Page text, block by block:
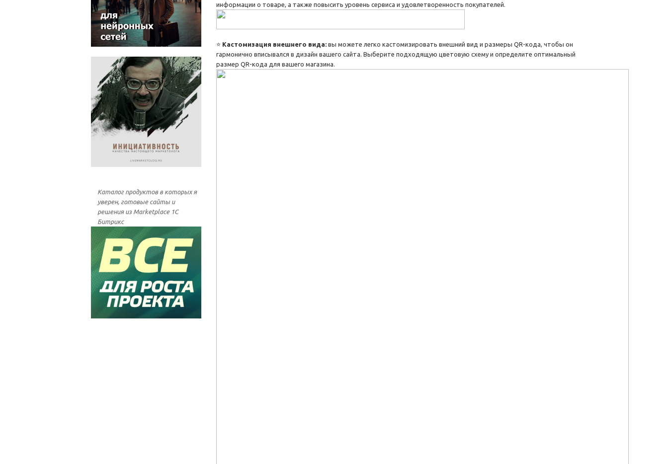
Каталог продуктов в которых я
уверен, готовые сайты и
решения из Marketplace 1С
Битрикс
информации о товаре, а также повысить уровень сервиса и удовлетворенность покупателей.
⭐ Кастомизация внешнего вида: вы можете легко кастомизировать внешний вид и размеры QR-кода, чтобы он
гармонично вписывался в дизайн вашего сайта. Выберите подходящую цветовую схему и определите оптимальный
размер QR-кода для вашего магазина.